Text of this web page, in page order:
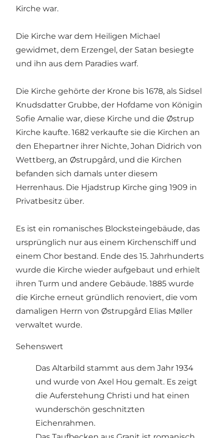
Kirche war.
Die Kirche war dem Heiligen Michael
gewidmet, dem Erzengel, der Satan besiegte
und ihn aus dem Paradies warf.
Die Kirche gehörte der Krone bis 1678, als Sidsel
Knudsdatter Grubbe, der Hofdame von Königin
Sofie Amalie war, diese Kirche und die Østrup
Kirche kaufte. 1682 verkaufte sie die Kirchen an
den Ehepartner ihrer Nichte, Johan Didrich von
Wettberg, an Østrupgård, und die Kirchen
befanden sich damals unter diesem
Herrenhaus. Die Hjadstrup Kirche ging 1909 in
Privatbesitz über.
Es ist ein romanisches Blocksteingebäude, das
ursprünglich nur aus einem Kirchenschiff und
einem Chor bestand. Ende des 15. Jahrhunderts
wurde die Kirche wieder aufgebaut und erhielt
ihren Turm und andere Gebäude. 1885 wurde
die Kirche erneut gründlich renoviert, die vom
damaligen Herrn von Østrupgård Elias Møller
verwaltet wurde.
Sehenswert
Das Altarbild stammt aus dem Jahr 1934
und wurde von Axel Hou gemalt. Es zeigt
die Auferstehung Christi und hat einen
wunderschön geschnitzten
Eichenrahmen.